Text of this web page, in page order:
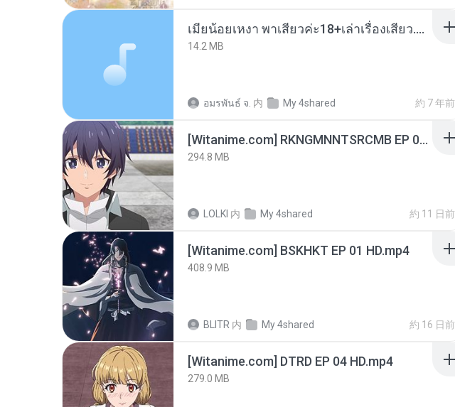
เมียน้อยเหงา พาเสียวค่ะ18+เล่าเรื่องเสียว.mp3
14.2 MB
อมรพันธ์ จ. 内 My 4shared 約 7 年前
[Witanime.com] RKNGMNNTSRCMB EP 06 HD.mp4
294.8 MB
LOLKI 内 My 4shared 約 11 日前
[Witanime.com] BSKHKT EP 01 HD.mp4
408.9 MB
BLITR 内 My 4shared 約 16 日前
[Witanime.com] DTRD EP 04 HD.mp4
279.0 MB